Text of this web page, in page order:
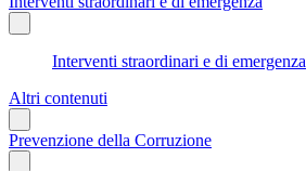
Interventi straordinari e di emergenza
Altri contenuti
Prevenzione della Corruzione